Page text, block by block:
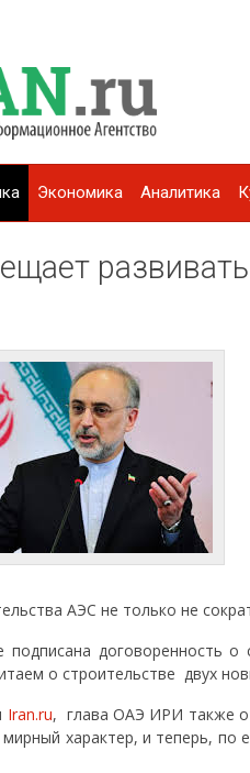
Экономика Аналитика
АЭС не только не
подписана договоренность
о строительстве двух
Iran.ru, глава ОАЭ ИРИ также
характер, и теперь, по